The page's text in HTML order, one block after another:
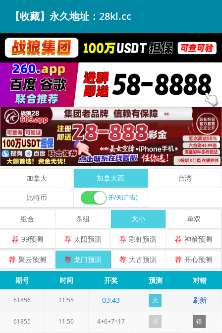
【收藏】永久地址：28kl.cc
加拿大 加拿大西 台湾
比特币 开/关(广告)
组合 杀组 大小 单双
荐 99预测 荐 太阳预测 荐 彩虹预测 荐 神策预测
荐 聚云预测 荐 龙门预测 荐 大古预测 荐 开心预测
期号 时间 开奖 预测 对错
61856 11:55 03:43 大 刷新
61855 11:50 4+6+7=17 小 错